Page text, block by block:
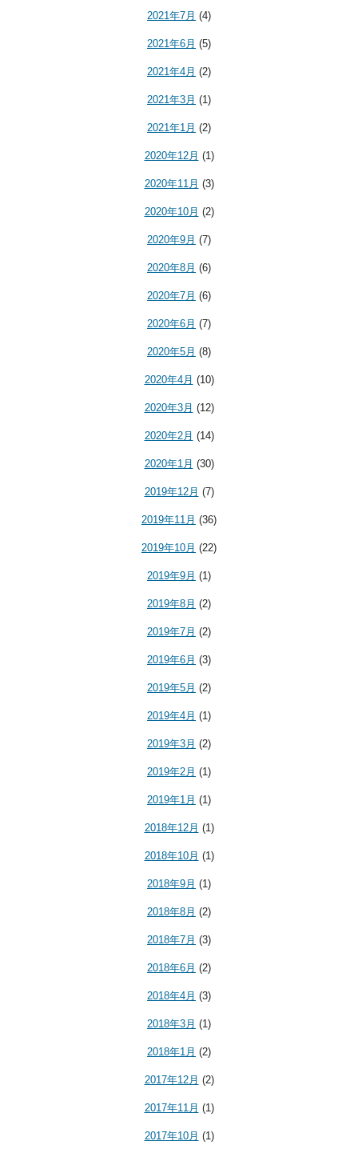
2021年7月 (4)
2021年6月 (5)
2021年4月 (2)
2021年3月 (1)
2021年1月 (2)
2020年12月 (1)
2020年11月 (3)
2020年10月 (2)
2020年9月 (7)
2020年8月 (6)
2020年7月 (6)
2020年6月 (7)
2020年5月 (8)
2020年4月 (10)
2020年3月 (12)
2020年2月 (14)
2020年1月 (30)
2019年12月 (7)
2019年11月 (36)
2019年10月 (22)
2019年9月 (1)
2019年8月 (2)
2019年7月 (2)
2019年6月 (3)
2019年5月 (2)
2019年4月 (1)
2019年3月 (2)
2019年2月 (1)
2019年1月 (1)
2018年12月 (1)
2018年10月 (1)
2018年9月 (1)
2018年8月 (2)
2018年7月 (3)
2018年6月 (2)
2018年4月 (3)
2018年3月 (1)
2018年1月 (2)
2017年12月 (2)
2017年11月 (1)
2017年10月 (1)